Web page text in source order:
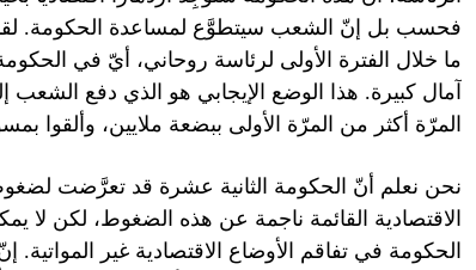
فحسب بل إنّ الشعب سيتطوَّع لمساعدة الحكومة. لقد
ما خلال الفترة الأولى لرئاسة روحاني، أيّ في
آمال كبيرة. هذا الوضع الإيجابي هو الذي دفع الشعب
المرّة أكثر من المرّة الأولى ببضعة ملايين، وألقوا
نحن نعلم أنّ الحكومة الثانية عشرة قد تعرَّضت لضغوط
الاقتصادية القائمة ناجمة عن هذه الضغوط، لكن لا
الحكومة في تفاقم الأوضاع الاقتصادية غير المواتية.